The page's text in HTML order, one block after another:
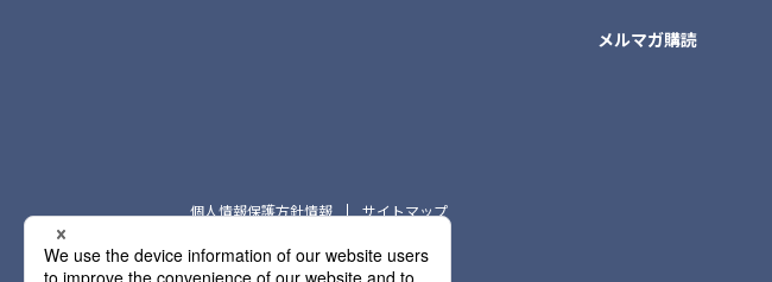
個人情報保護方針情報
サイトマップ
Corporation
メルマガ購読